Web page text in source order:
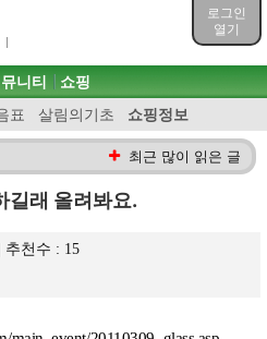
로그인
열기
표 살림의기초 쇼핑정보
니티 쇼핑
최근 많이 읽은 글
길래 올려봐요.
추천수 : 15